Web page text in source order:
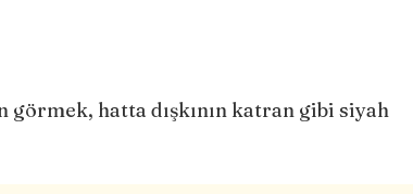
görmek, hatta dışkının katran gibi siyah